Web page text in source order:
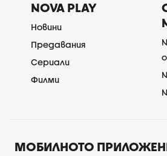
NOVA PLAY
Новини
Предавания
Сериали
Филми
МОБИЛНОТО